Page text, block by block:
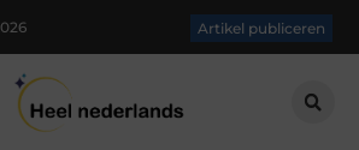
Artikel publiceren